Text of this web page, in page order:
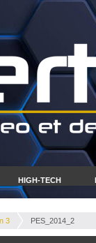
HIGH-TECH
3 PES_2014_2